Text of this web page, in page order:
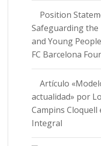
Position
Safeguarding
and Young
FC Barcelona
Artículo
actualidad» por
Campins
Integral